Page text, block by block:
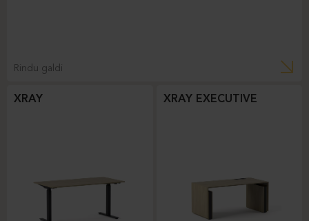
Rindu galdi
XRAY XRAY EXECUTIVE